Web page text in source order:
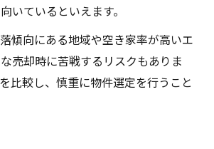
いているといえます。
傾向にある地域や空き家率が高いエ
売却時に苦戦するリスクもありま
比較し、慎重に物件選定を行うこと